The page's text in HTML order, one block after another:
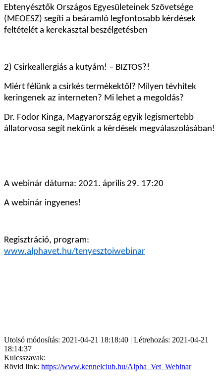
Ebtenyésztők Országos Egyesületeinek Szövetsége
(MEOESZ) segíti a beáramló legfontosabb kérdések
feltételét a kerekasztal beszélgetésben
2) Csirkeallergiás a kutyám! – BIZTOS?!
Miért félünk a csirkés termékektől? Milyen tévhitek
keringenek az interneten? Mi lehet a megoldás?
Dr. Fodor Kinga, Magyarország egyik legismertebb
állatorvosa segít nekünk a kérdések megválaszolásában!
A webinár dátuma: 2021. április 29. 17:20
A webinár ingyenes!
Regisztráció, program:
www.alphavet.hu/tenyesztoiwebinar
Utolsó módosítás: 2021-04-21 18:18:40 | Létrehozás: 2021-04-21
18:14:37
Kulcsszavak:
Rövid link: https://www.kennelclub.hu/Alpha_Vet_Webinar